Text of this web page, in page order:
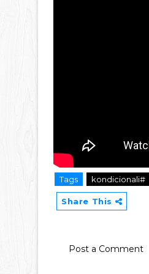
Tags kondicionali#
Share This
Post a Comment